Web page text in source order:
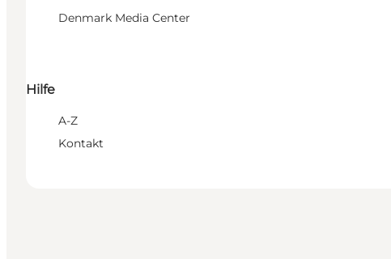
Denmark Media Center
Hilfe
A-Z
Kontakt